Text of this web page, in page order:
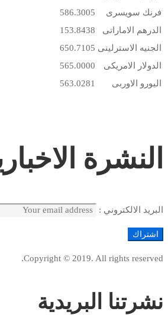
فرنك سويسرى
586.3005
الدرهم الاماراتى
153.8438
الجنيه الاسترلينى 650.7105
الدولار الامريكى
565.0000
اليورو الاوربى
563.0281
النشرة
البريد الالكتروني :
Copyright © 2019. All rights reserved.
نشرتنا البريدية